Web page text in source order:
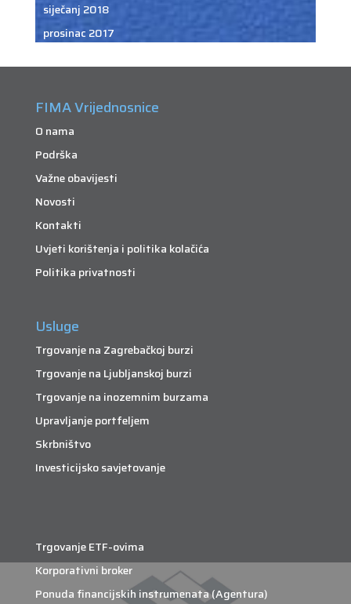
siječanj 2018
prosinac 2017
FIMA Vrijednosnice
O nama
Podrška
Važne obavijesti
Novosti
Kontakti
Uvjeti korištenja i politika kolačića
Politika privatnosti
Usluge
Trgovanje na Zagrebačkoj burzi
Trgovanje na Ljubljanskoj burzi
Trgovanje na inozemnim burzama
Upravljanje portfeljem
Skrbništvo
Investicijsko savjetovanje
Trgovanje ETF-ovima
Korporativni broker
Ponuda financijskih instrumenata (Agentura)